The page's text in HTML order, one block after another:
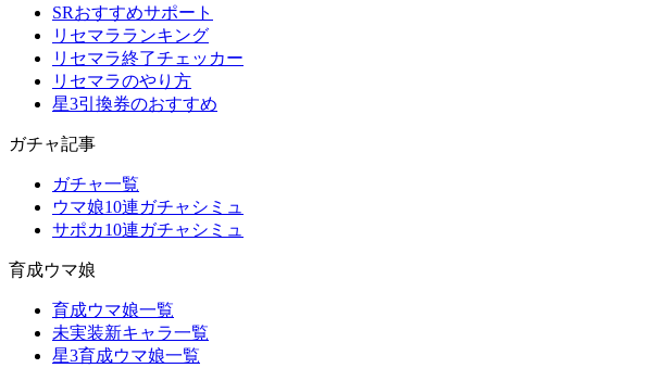
SRおすすめサポート
リセマラランキング
リセマラ終了チェッカー
リセマラのやり方
星3引換券のおすすめ
ガチャ記事
ガチャ一覧
ウマ娘10連ガチャシミュ
サポカ10連ガチャシミュ
育成ウマ娘
育成ウマ娘一覧
未実装新キャラ一覧
星3育成ウマ娘一覧